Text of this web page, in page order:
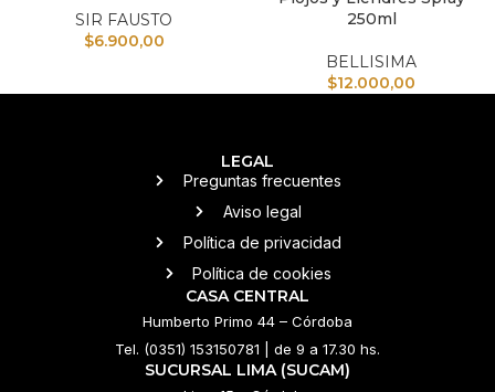
SIR FAUSTO
$6.900,00
250ml
BELLISIMA
$12.000,00
LEGAL
Preguntas frecuentes
Aviso legal
Política de privacidad
Política de cookies
CASA CENTRAL
Humberto Primo 44 – Córdoba
Tel. (0351) 153150781 | de 9 a 17.30 hs.
SUCURSAL LIMA (SUCAM)